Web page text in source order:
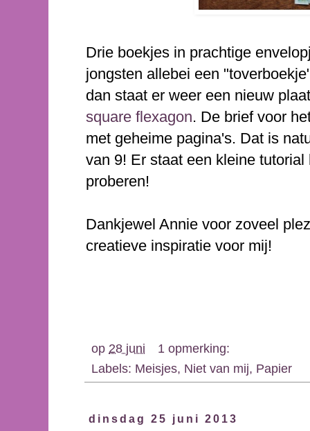
Drie boekjes in prachtige
jongsten allebei een
dan staat er weer een nieuw
square flexagon. De brief voor
met geheime pagina's. Dat is
van 9! Er staat een kleine
proberen!
Dankjewel Annie voor zoveel
creatieve inspiratie voor mij!
op 28 juni
1 opmerking:
Labels: Meisjes, Niet van mij, Papier
dinsdag 25 juni 2013